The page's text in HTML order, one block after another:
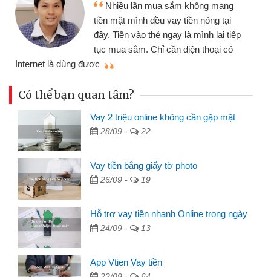
Nhiều lần mua sắm không mang
tiền mặt mình đều vay tiền nóng tại
đây. Tiền vào thẻ ngay là mình lại tiếp
tục mua sắm. Chỉ cần điện thoại có
Internet là dùng được
Có thể bạn quan tâm?
Vay 2 triệu online không cần gặp mặt
28/09 - 22
Vay tiền bằng giấy tờ photo
26/09 - 19
Hỗ trợ vay tiền nhanh Online trong ngày
24/09 - 13
App Vtien Vay tiền